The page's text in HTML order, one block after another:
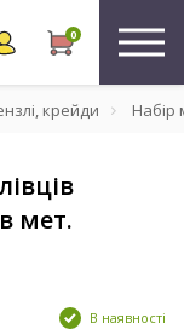
0
крейди Набір
мет.
В наявності